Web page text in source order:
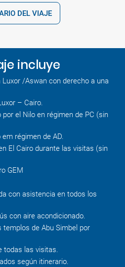
DEL VIAJE
incluye
/Aswan con derecho a una
– Cairo.
el Nilo en régimen de PC (sin
régimen de AD.
El Cairo durante las visitas (sin
GEM
con asistencia en todos los
con aire acondicionado.
templos de Abu Simbel por
todas las visitas.
según itinerario.